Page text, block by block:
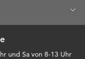
und Sa von 8-13 Uhr